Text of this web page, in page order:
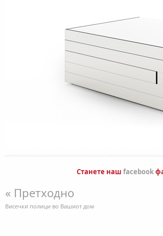
Станете наш facebook
« Претходно
Висечки полици во Вашиот дом